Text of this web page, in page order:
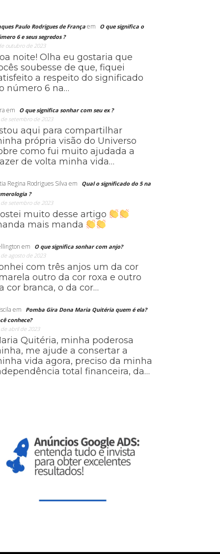
Paulo Rodrigues de França em
O que significa o
6 e seus segredos ?
outubro de 2023
noite! Olha eu gostaria que
soubesse de que, fiquei
a respeito do significado
número 6 na…
em
O que significa sonhar com seu ex ?
de setembro de 2023
aqui para compartilhar
própria visão do Universo
como fui muito ajudada a
de volta minha vida…
Regina Rodrigues Silva em
Qual o significado do 5 na
?
de setembro de 2023
muito desse artigo
mais manda
em
O que significa sonhar com anjo?
agosto de 2023
com três anjos um da cor
outro da cor roxa e outro
cor branca, o da cor…
em
Pomba Gira Dona Maria Quitéria quem é ela?
conhece?
de abril de 2023
Quitéria, minha poderosa
me ajude a consertar a
vida agora, preciso da minha
total financeira, da…